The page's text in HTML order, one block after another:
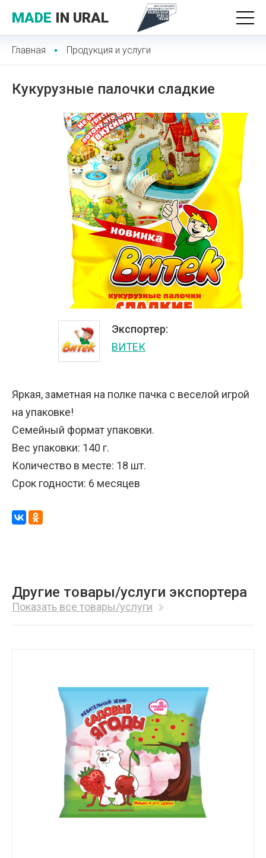
MADE IN URAL
Главная Продукция и услуги
Кукурузные палочки сладкие
Экспортер:
ВИТЕК
Яркая, заметная на полке пачка с веселой игрой
на упаковке!
Семейный формат упаковки.
Вес упаковки: 140 г.
Количество в месте: 18 шт.
Срок годности: 6 месяцев
Другие товары/услуги экспортера
Показать все товары/услуги